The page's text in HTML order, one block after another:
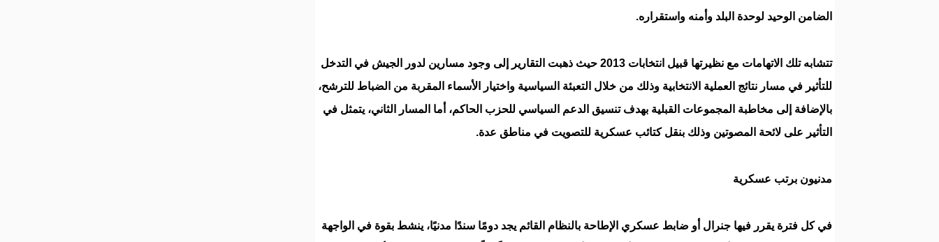
الضامن الوحيد لوحدة البلد وأمنه واستقراره.
تتشابه تلك الاتهامات مع نظيرتها قبيل انتخابات 2013 حيث ذهبت التقارير إلى وجود مسارين لدور الجيش في التدخل
للتأثير في مسار نتائج العملية الانتخابية وذلك من خلال التعبئة السياسية واختيار الأسماء المقربة من الضباط للترشح،
بالإضافة إلى مخاطبة المجموعات القبلية بهدف تنسيق الدعم السياسي للحزب الحاكم، أما المسار الثاني، يتمثل في
التأثير على لائحة المصوتين وذلك بنقل كتائب عسكرية للتصويت في مناطق عدة.
مدنيون برتب عسكرية
في كل فترة يقرر فيها جنرال أو ضابط عسكري الإطاحة بالنظام القائم يجد دومًا سندًا مدنيًا، ينشط بقوة في الواجهة